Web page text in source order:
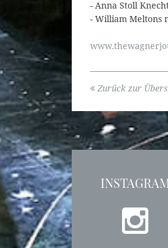
- Anna Stoll
- William Meltons
Zurück zur